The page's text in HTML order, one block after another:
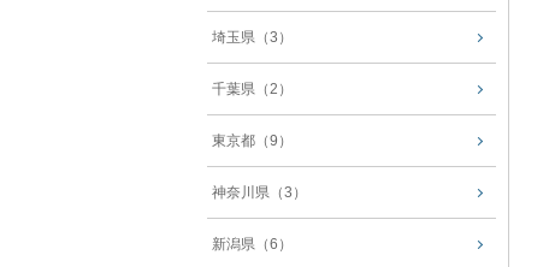
埼玉県（3）
千葉県（2）
東京都（9）
神奈川県（3）
新潟県（6）